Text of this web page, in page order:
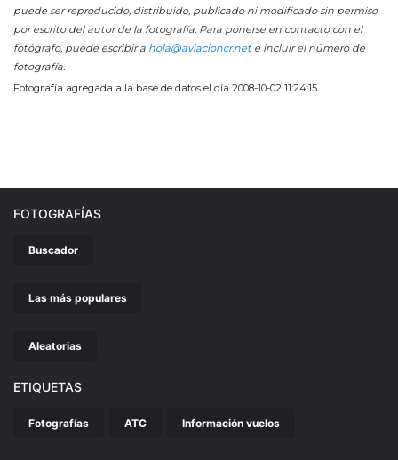
puede ser reproducido, distribuido, publicado ni modificado sin permiso
por escrito del autor de la fotografía. Para ponerse en contacto con el
fotógrafo, puede escribir a hola@aviacioncr.nete incluir el número de
fotografía.
Fotografía agregada a la base de datos el día 2008-10-02 11:24:15
FOTOGRAFÍAS
Buscador
Las más populares
Aleatorias
ETIQUETAS
Fotografías ATC Información vuelos